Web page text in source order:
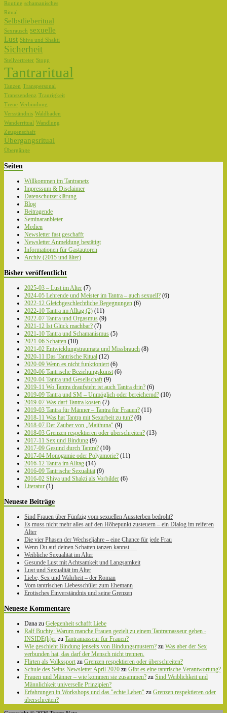
Routine schamanisches
Ritual
Selbstlieberitual
Sexrausch sexuelle
Lust Shiva und Shakti
Sicherheit
Stellvertreter Stopp
Tantraritual
Tanzen Transpersonal
Transzendenz Traurigkeit
Treue Verbindung
Versständnis Waldbaden
Wanderritual Wandlung
Zeugenschaft
Übergangsritual
Übergänge
Seiten
Willkommen im Tantranetz
Impressum & Disclaimer
Datenschutzerklärung
Blog
Beitragende
Seminaranbieter
Medien
Newsletter fast geschafft
Newsletter Anmeldung bestätigt
Informationen für Gastautoren
Archiv (2015 und älter)
Bisher veröffentlicht
2025-03 – Lust im Alter (7)
2024-05 Lehrende und Meister im Tantra – auch sexuell? (6)
2022-12 Gleichgeschlechtliche Begegnungen (6)
2022-10 Tantra im Alltag (2) (11)
2022-07 Tantra und Orgasmus (9)
2021-12 Ist Glück machbar? (7)
2021-10 Tantra und Schamanismus (5)
2021-06 Schatten (10)
2021-02 Entwicklungstraumata und Missbrauch (8)
2020-11 Das Tantrische Ritual (12)
2020-09 Wenn es nicht funktioniert (6)
2020-06 Tantrische Beziehungskunst (6)
2020-04 Tantra und Gesellschaft (9)
2019-11 Wo Tantra draufsteht ist auch Tantra drin? (6)
2019-09 Tantra und SM – Unmöglich oder bereichernd? (10)
2019-07 Was darf Tantra kosten (7)
2019-03 Tantra für Männer – Tantra für Frauen? (11)
2018-11 Was hat Tantra mit Sexarbeit zu tun? (6)
2018-07 Der Zauber von „Maithuna" (9)
2018-03 Grenzen respektieren oder überschreiten? (13)
2017-11 Sex und Bindung (9)
2017-09 Gesund durch Tantra? (10)
2017-04 Monogamie oder Polyamorie? (11)
2016-12 Tantra im Alltag (14)
2016-09 Tantrische Sexualität (9)
2016-02 Shiva und Shakti als Vorbilder (6)
Literatur (1)
Neueste Beiträge
Sind Frauen über Fünfzig vom sexuellen Aussterben bedroht?
Es muss nicht mehr alles auf den Höhepunkt zusteuern – ein Dialog im reiferen
Alter
Die vier Phasen der Wechseljahre – eine Chance für jede Frau
Wenn Du auf deinen Schatten tanzen kannst …
Weibliche Sexualität im Alter
Gesunde Lust mit Achtsamkeit und Langsamkeit
Lust und Sexualität im Alter
Liebe, Sex und Wahrheit – der Roman
Vom tantrischen Liebesschüler zum Ehemann
Erotisches Einverständnis und seine Grenzen
Neueste Kommentare
Dana zu Gelegenheit schafft Liebe
Ralf Buchty: Warum manche Frauen gezielt zu einem Tantramasseur gehen -
INSIDE(h)er zu Tantramasseur für Frauen?
Wie geschieht Bindung jenseits von Bindungsmustern? zu Was aber der Sex
verbunden hat, das darf der Mensch nicht trennen.
Flirten als Volkssport zu Grenzen respektieren oder überschreiten?
Schule des Seins Newsletter April 2020 zu Gibt es eine tantrische Verantwortung?
Frauen und Männer – wie kommen sie zusammen? zu Sind Weiblichkeit und
Männlichkeit universelle Prinzipien?
Erfahrungen in Workshops und das "echte Leben" zu Grenzen respektieren oder
überschreiten?